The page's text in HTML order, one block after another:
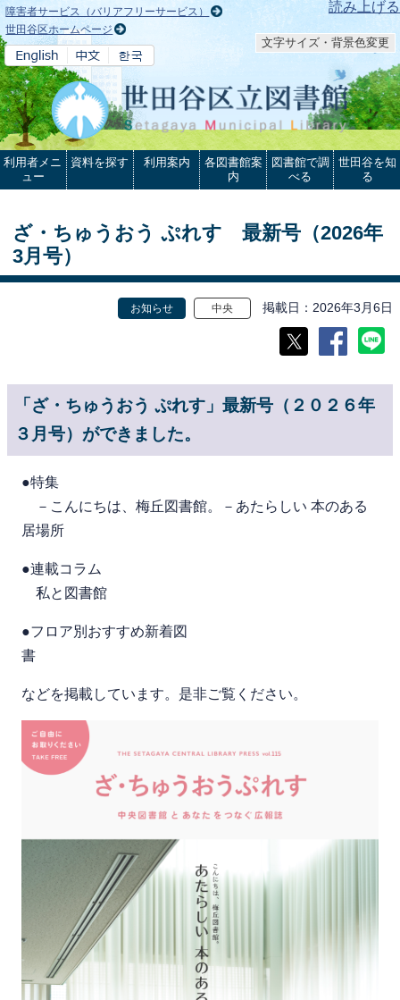
本文へ 読み上げる
障害者サービス（バリアフリーサービス）
世田谷区ホームページ
文字サイズ・背景色変更
利用者メニ
ュー
資料を探す 利用案内
各図書館案
内
図書館で調
べる
世田谷を知
る
ざ・ちゅうおう ぷれす 最新号（2026年
3月号）
お知らせ 中央 掲載日 2026年3月6日
「ざ・ちゅうおう ぷれす」最新号（２０２６年
３月号）ができました。
●特集
－こんにちは、梅丘図書館。－あたらしい 本のある
居場所
●連載コラム
私と図書館
●フロア別おすすめ新着図
書
などを掲載しています。是非ご覧ください。